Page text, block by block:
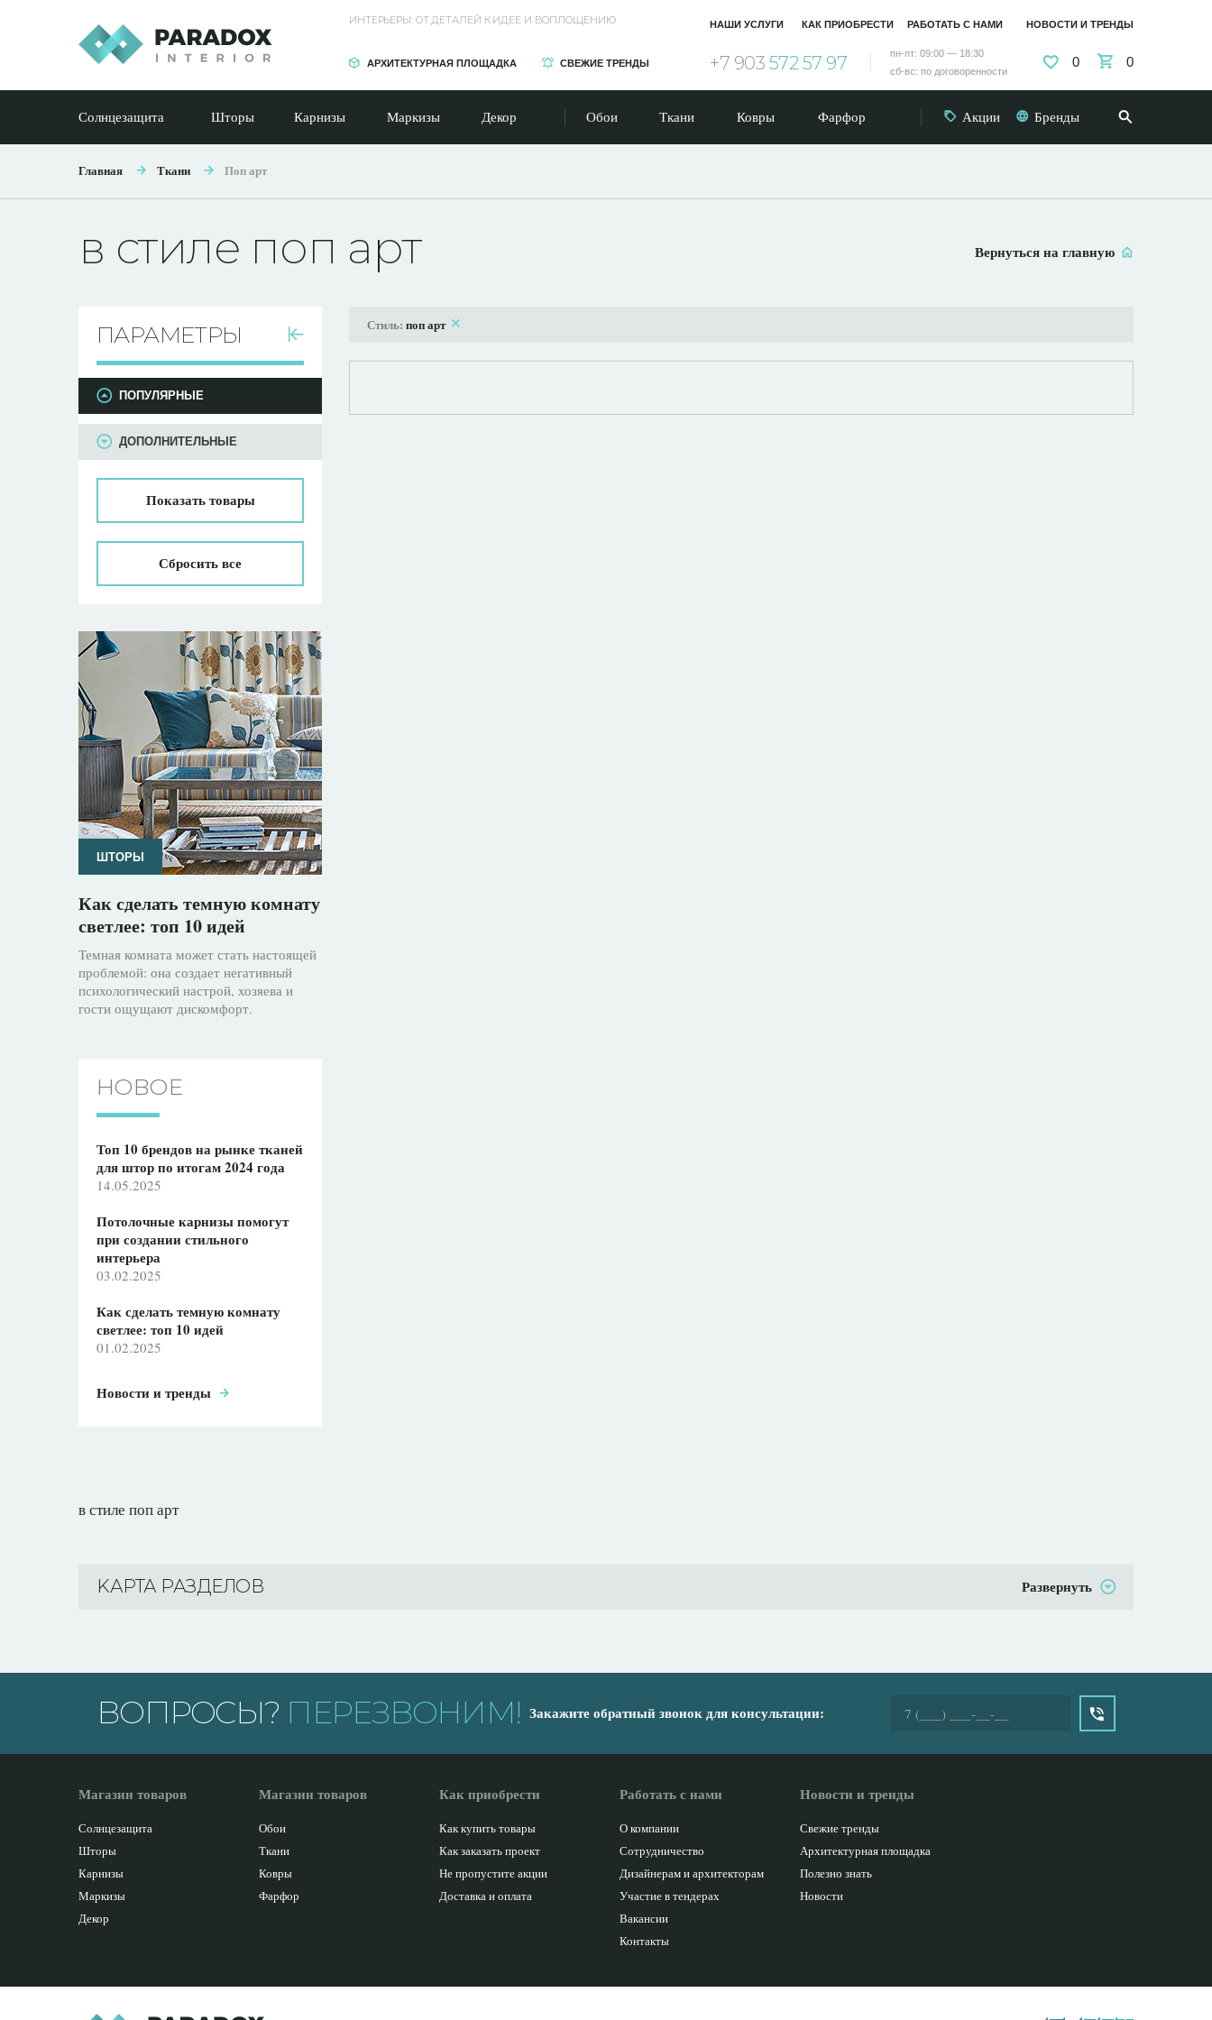
ИНТЕРЬЕРЫ: ОТ ДЕТАЛЕЙ К ИДЕЕ И ВОПЛОЩЕНИЮ
АРХИТЕКТУРНАЯ ПЛОЩАДКА СВЕЖИЕ ТРЕНДЫ +7 903 572 57 97
пн-пт: 09:00 — 18:30
сб-вс: по договоренности
НАШИ УСЛУГИ КАК ПРИОБРЕСТИ РАБОТАТЬ С НАМИ НОВОСТИ И ТРЕНДЫ
0 0
Солнцезащита Шторы Карнизы Маркизы Декор Обои Ткани Ковры Фарфор Акции Бренды
Главная Ткани Поп арт
Вернуться на главную
в стиле поп арт
ПАРАМЕТРЫ
ПАРАМЕТРЫ
ПОПУЛЯРНЫЕ
ДОПОЛНИТЕЛЬНЫЕ
Показатьтовары
Сбросить все
ШТОРЫ
Как сделать темную комнату
светлее: топ 10 идей
Темная комната может стать настоящей
проблемой: она создает негативный
психологический настрой, хозяева и
гости ощущают дискомфорт.
НОВОЕ
Топ 10 брендов на рынке тканей
для штор по итогам 2024 года
14.05.2025
Потолочные карнизы помогут
при создании стильного
интерьера
03.02.2025
Как сделать темную комнату
светлее: топ 10 идей
01.02.2025
Новости и тренды
Стиль: поп арт
в стиле поп арт
KАРТА РАЗДЕЛОВ Развернуть
ВОПРОСЫ? ПЕРЕЗВОНИМ! Закажите обратный звонок для консультации:
Магазин товаров
Солнцезащита
Шторы
Карнизы
Маркизы
Декор
Магазин товаров
Обои
Ткани
Ковры
Фарфор
Как приобрести
Как купить товары
Как заказать проект
Не пропустите акции
Доставка и оплата
Работать с нами
О компании
Сотрудничество
Дизайнерам и архитекторам
Участие в тендерах
Вакансии
Контакты
Новости и тренды
Свежие тренды
Архитектурная площадка
Полезно знать
Новости